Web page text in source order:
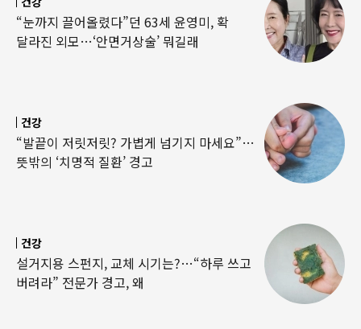
“눈까지 끌어올렸다”던 63세 윤영미, 확
달라진 외모…‘안면거상술’ 뭐길래
건강
“발끝이 저릿저릿? 가볍게 넘기지 마세요”…
뜻밖의 ‘치명적 질환’ 경고
건강
설거지용 스펀지, 교체 시기는?…“하루 쓰고
버려라” 전문가 경고, 왜